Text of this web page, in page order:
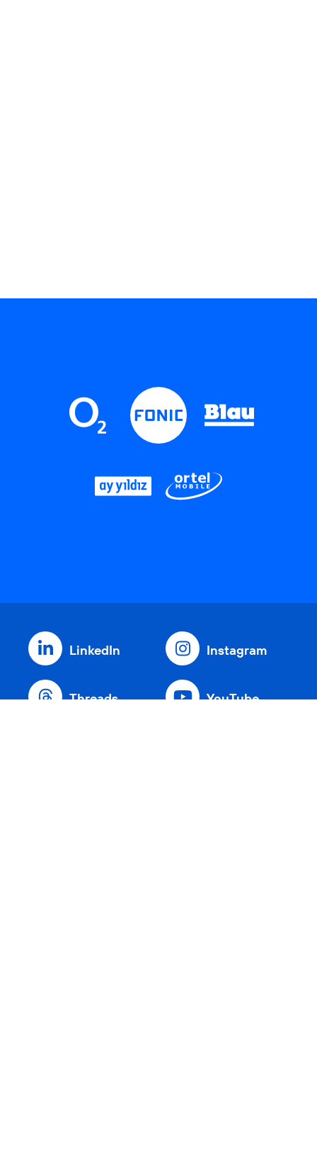
LinkedIn Instagram
Threads YouTube